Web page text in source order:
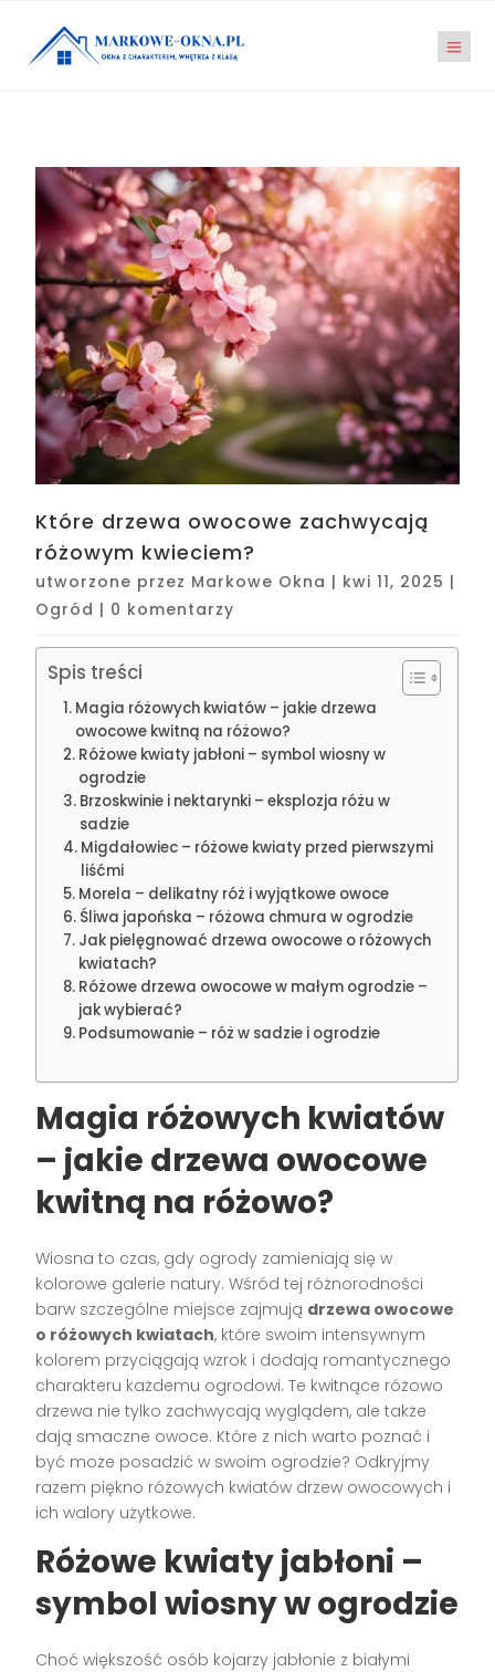
Które drzewa owocowe zachwycają
różowym kwieciem?
utworzone przez Markowe Okna | kwi 11, 2025 |
Ogród | 0 komentarzy
Spis treści
Magia różowych kwiatów – jakie drzewa
owocowe kwitną na różowo?
Różowe kwiaty jabłoni – symbol wiosny w
ogrodzie
Brzoskwinie i nektarynki – eksplozja różu w
sadzie
Migdałowiec – różowe kwiaty przed pierwszymi
liśćmi
Morela – delikatny róż i wyjątkowe owoce
Śliwa japońska – różowa chmura w ogrodzie
Jak pielęgnować drzewa owocowe o różowych
kwiatach?
Różowe drzewa owocowe w małym ogrodzie –
jak wybierać?
Podsumowanie – róż w sadzie i ogrodzie
Magia różowych kwiatów
– jakie drzewa owocowe
kwitną na różowo?
Wiosna to czas, gdy ogrody zamieniają się w
kolorowe galerie natury. Wśród tej różnorodności
barw szczególne miejsce zajmują drzewa owocowe
o różowych kwiatach, które swoim intensywnym
kolorem przyciągają wzrok i dodają romantycznego
charakteru każdemu ogrodowi. Te kwitnące różowo
drzewa nie tylko zachwycają wyglądem, ale także
dają smaczne owoce. Które z nich warto poznać i
być może posadzić w swoim ogrodzie? Odkryjmy
razem piękno różowych kwiatów drzew owocowych i
ich walory użytkowe.
Różowe kwiaty jabłoni –
symbol wiosny w ogrodzie
Choć większość osób kojarzy jabłonie z białymi